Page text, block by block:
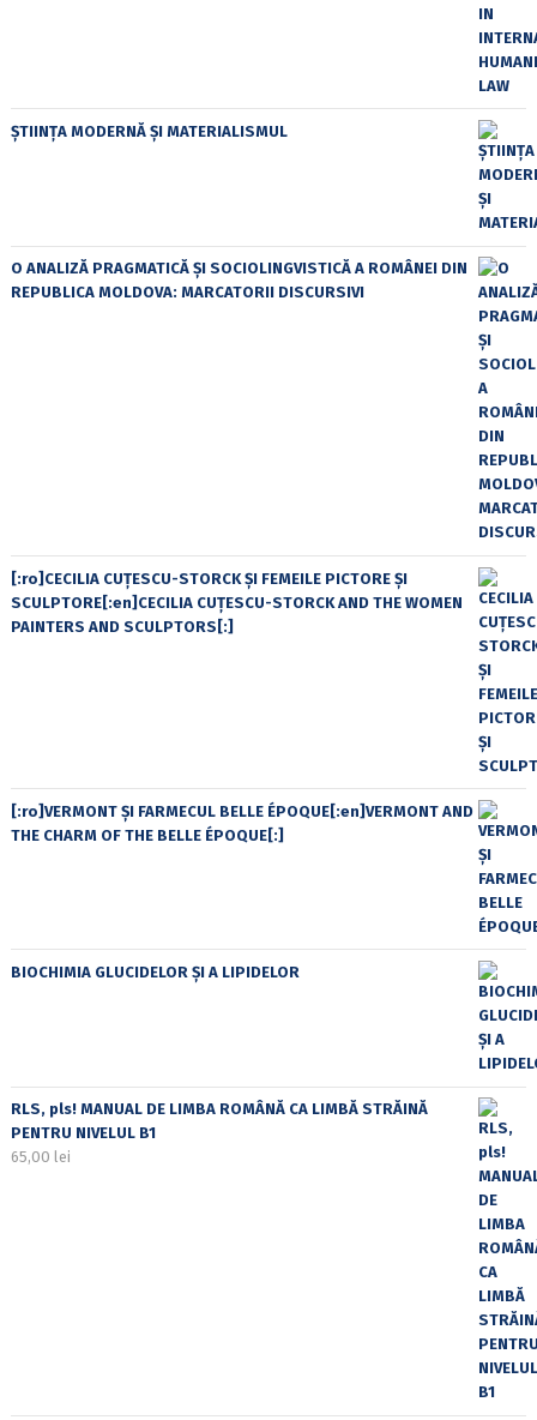
ȘTIINȚA MODERNĂ ȘI MATERIALISMUL
O ANALIZĂ PRAGMATICĂ ȘI SOCIOLINGVISTICĂ A ROMÂNEI DIN
REPUBLICA MOLDOVA: MARCATORII DISCURSIVI
[:ro]CECILIA CUŢESCU-STORCK ŞI FEMEILE PICTORE ŞI
SCULPTORE[:en]CECILIA CUŢESCU-STORCK AND THE WOMEN
PAINTERS AND SCULPTORS[:]
[:ro]VERMONT ȘI FARMECUL BELLE ÉPOQUE[:en]VERMONT AND
THE CHARM OF THE BELLE ÉPOQUE[:]
BIOCHIMIA GLUCIDELOR ȘI A LIPIDELOR
RLS, pls! MANUAL DE LIMBA ROMÂNĂ CA LIMBĂ STRĂINĂ
PENTRU NIVELUL B1
65,00 lei